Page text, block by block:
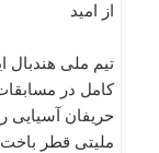
از امید
تیم ملی هندبال
کامل در
حریفان آسیایی
ملیتی قطر